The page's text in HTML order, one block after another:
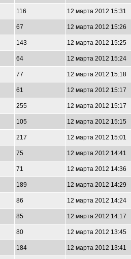
116 12 марта 2012 15:31
67 12 марта 2012 15:26
143 12 марта 2012 15:25
64 12 марта 2012 15:24
77 12 марта 2012 15:18
61 12 марта 2012 15:17
255 12 марта 2012 15:17
105 12 марта 2012 15:15
217 12 марта 2012 15:01
75 12 марта 2012 14:41
71 12 марта 2012 14:36
189 12 марта 2012 14:29
86 12 марта 2012 14:24
85 12 марта 2012 14:17
80 12 марта 2012 13:45
184 12 марта 2012 13:41